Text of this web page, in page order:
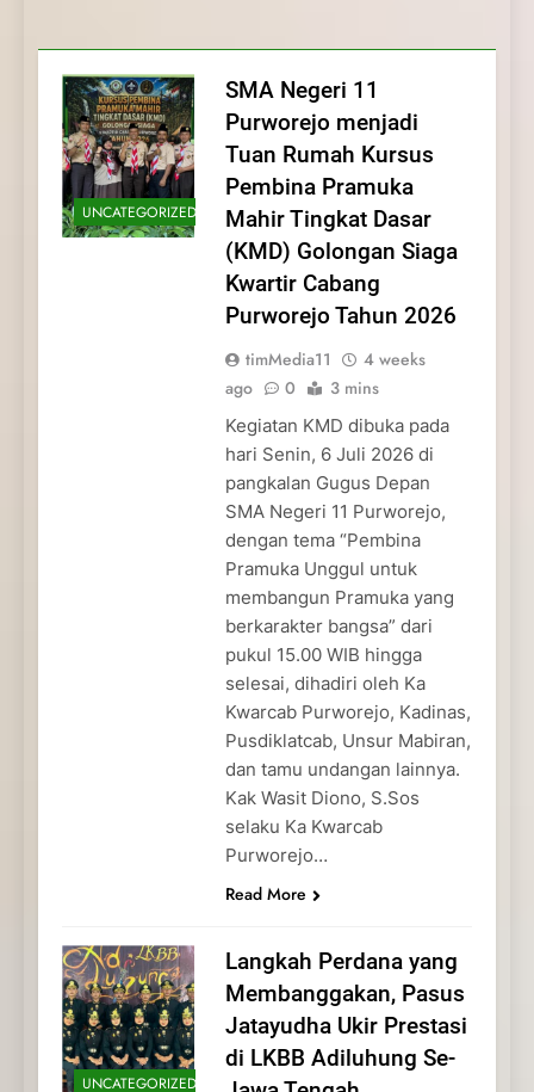
dan Pengabdian Generasi
Pramuka
Pramuka
Kepedulian
UNCATEGORIZED
SMA Negeri 11
Purworejo menjadi
Tuan Rumah Kursus
Pembina Pramuka
Mahir Tingkat Dasar
(KMD) Golongan Siaga
Kwartir Cabang
Purworejo Tahun 2026
timMedia11
4 weeks
ago
0 3 mins
Kegiatan KMD dibuka pada
hari Senin, 6 Juli 2026 di
pangkalan Gugus Depan
SMA Negeri 11 Purworejo,
dengan tema “Pembina
Pramuka Unggul untuk
membangun Pramuka yang
berkarakter bangsa” dari
pukul 15.00 WIB hingga
selesai, dihadiri oleh Ka
Kwarcab Purworejo, Kadinas,
Pusdiklatcab, Unsur Mabiran,
dan tamu undangan lainnya.
Kak Wasit Diono, S.Sos
selaku Ka Kwarcab
Purworejo…
Read More
UNCATEGORIZED
Langkah Perdana yang
Membanggakan, Pasus
Jatayudha Ukir Prestasi
di LKBB Adiluhung Se-